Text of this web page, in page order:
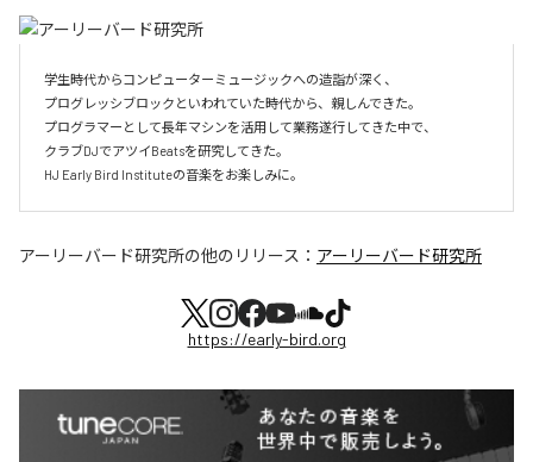
学生時代からコンピューターミュージックへの造詣が深く、
プログレッシブロックといわれていた時代から、親しんできた。
プログラマーとして長年マシンを活用して業務遂行してきた中で、
クラブDJでアツイBeatsを研究してきた。
HJ Early Bird Instituteの音楽をお楽しみに。
アーリーバード研究所の他のリリース： アーリーバード研究所
https://early-bird.org